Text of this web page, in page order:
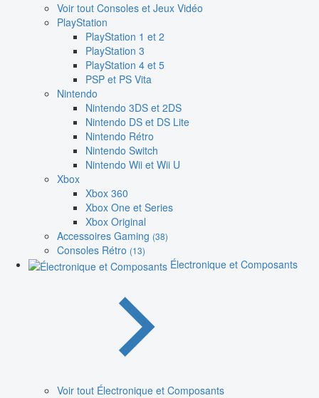
Voir tout Consoles et Jeux Vidéo
PlayStation
PlayStation 1 et 2
PlayStation 3
PlayStation 4 et 5
PSP et PS Vita
Nintendo
Nintendo 3DS et 2DS
Nintendo DS et DS Lite
Nintendo Rétro
Nintendo Switch
Nintendo Wii et Wii U
Xbox
Xbox 360
Xbox One et Series
Xbox Original
Accessoires Gaming (38)
Consoles Rétro (13)
Électronique et Composants
Voir tout Électronique et Composants